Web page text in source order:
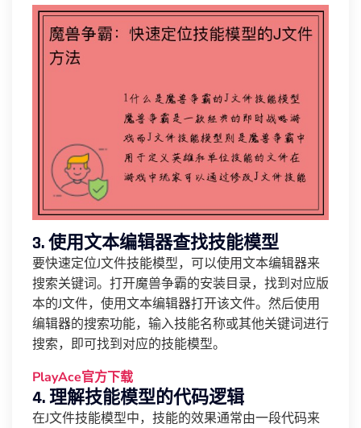
3. 使用文本编辑器查找技能模型
要快速定位J文件技能模型，可以使用文本编辑器来
搜索关键词。打开魔兽争霸的安装目录，找到对应版
本的J文件，使用文本编辑器打开该文件。然后使用
编辑器的搜索功能，输入技能名称或其他关键词进行
搜索，即可找到对应的技能模型。
PlayAce官方下载
4. 理解技能模型的代码逻辑
在J文件技能模型中，技能的效果通常由一段代码来